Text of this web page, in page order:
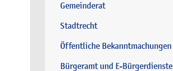
Gemeinderat
Stadtrecht
Öffentliche Bekanntmachungen
Bürgeramt und E-Bürgerdienste